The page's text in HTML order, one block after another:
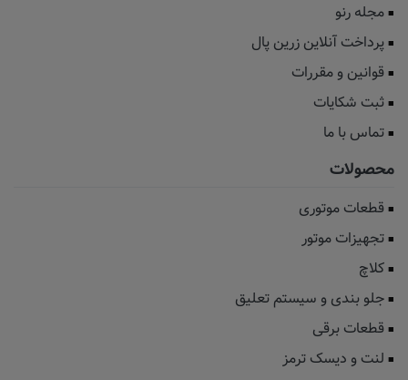
مجله رنو
پرداخت آنلاین زرین پال
قوانین و مقررات
ثبت شکایات
تماس با ما
محصولات
قطعات موتوری
تجهیزات موتور
کلاچ
جلو بندی و سیستم تعلیق
قطعات برقی
لنت و دیسک ترمز